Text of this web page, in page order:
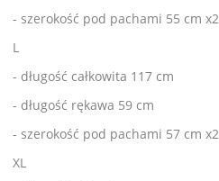
- szerokość pod pachami 55 cm x2
L
- długość całkowita 117 cm
- długość rękawa 59 cm
- szerokość pod pachami 57 cm x2
XL